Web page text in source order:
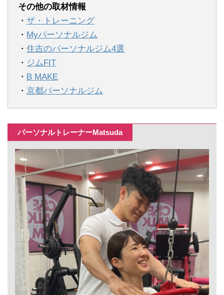
その他の取材情報
・ ザ・トレーニング
・ Myパーソナルジム
・ 住吉のパーソナルジム4選
・ ジムFIT
・ B MAKE
・ 京都パーソナルジム
パーソナルトレーナーMatsuda